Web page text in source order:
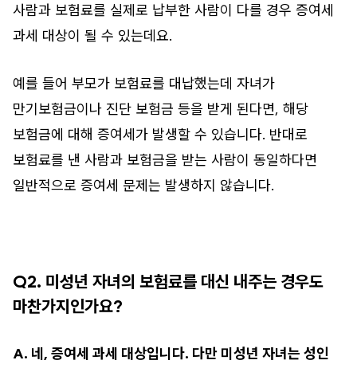
사람과 보험료를 실제로 납부한 사람이 다를 경우 증여세
과세 대상이 될 수 있는데요.
예를 들어 부모가 보험료를 대납했는데 자녀가
만기보험금이나 진단 보험금 등을 받게 된다면, 해당
보험금에 대해 증여세가 발생할 수 있습니다. 반대로
보험료를 낸 사람과 보험금을 받는 사람이 동일하다면
일반적으로 증여세 문제는 발생하지 않습니다.
Q2. 미성년 자녀의 보험료를 대신 내주는 경우도
마찬가지인가요?
A. 네, 증여세 과세 대상입니다. 다만 미성년 자녀는 성인